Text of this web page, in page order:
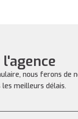
nous ferons de
meilleurs délais.